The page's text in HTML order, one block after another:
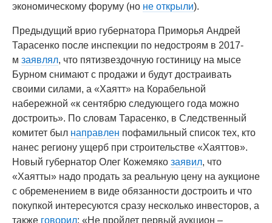
экономическому форуму (но не открыли).
Предыдущий врио губернатора Приморья Андрей
Тарасенко после инспекции по недостроям в 2017-
м заявлял, что пятизвездочную гостиницу на мысе
Бурном снимают с продажи и будут достраивать
своими силами, а «Хаятт» на Корабельной
набережной «к сентябрю следующего года можно
достроить». По словам Тарасенко, в Следственный
комитет был направлен пофамильный список тех, кто
нанес региону ущерб при строительстве «Хаяттов».
Новый губернатор Олег Кожемяко заявил, что
«Хаятты» надо продать за реальную цену на аукционе
с обременением в виде обязанности достроить и что
покупкой интересуются сразу несколько инвесторов, а
также говорил: «Не пройдет первый аукцион –